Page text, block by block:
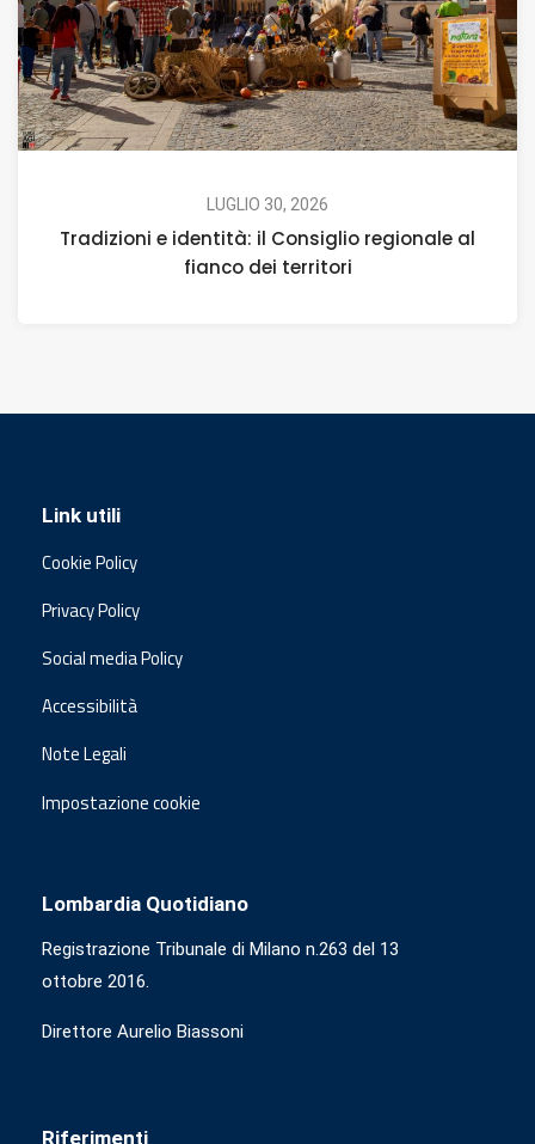
LUGLIO 30, 2026
Tradizioni e identità: il Consiglio regionale al
fianco dei territori
Link utili
Cookie Policy
Privacy Policy
Social media Policy
Accessibilità
Note Legali
Impostazione cookie
Lombardia Quotidiano
Registrazione Tribunale di Milano n.263 del 13
ottobre 2016.
Direttore Aurelio Biassoni
Riferimenti